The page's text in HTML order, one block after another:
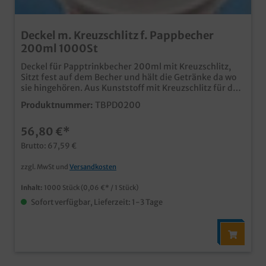
Deckel m. Kreuzschlitz f. Pappbecher
200ml 1000St
Deckel für Papptrinkbecher 200ml mit Kreuzschlitz,
Sitzt fest auf dem Becher und hält die Getränke da wo
sie hingehören. Aus Kunststoff mit Kreuzschlitz für den
Trinkhalm Maße: Durchmesser 70mm 1000 Stück im
Karton
Produktnummer: TBPD0200
56,80 €*
Brutto: 67,59 €
zzgl. MwSt und Versandkosten
Inhalt: 1000 Stück (0,06 €* / 1 Stück)
Sofort verfügbar, Lieferzeit: 1-3 Tage